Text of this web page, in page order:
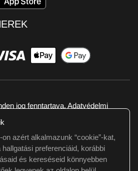
jog fenntartava. Adatvédelmi
találtál vagy kérdésed van itt jelezd:
webmester@tilos.hu
on azért alkalmazunk “cookie”-kat,
hallgatási preferenciáid, korábbi
és kereséseid könnyebben